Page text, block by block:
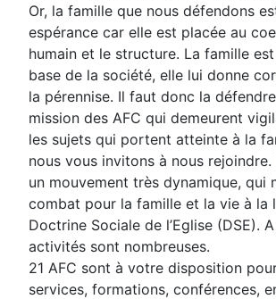
Or, la famille que nous défendons
espérance car elle est placée au
humain et le structure. La famille
base de la société, elle lui donne
la pérennise. Il faut donc la
mission des AFC qui demeurent
les sujets qui portent atteinte à la
nous vous invitons à nous rejoindre.
un mouvement très dynamique, qui
combat pour la famille et la vie à la
Doctrine Sociale de l’Eglise (DSE).
activités sont nombreuses.
21 AFC sont à votre disposition
services, formations, conférences,